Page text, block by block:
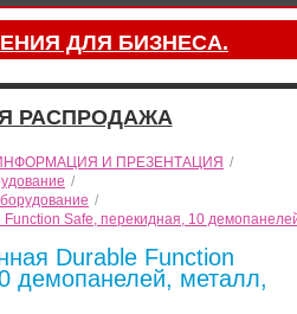
ДЛЯ БИЗНЕСА.
РАСПРОДАЖА
И ПРЕЗЕНТАЦИЯ /
/
/
Safe, перекидная, 10
Durable Function
демопанелей, металл,